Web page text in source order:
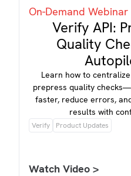
On-Demand Webinar
Verify API:
Quality
Learn how to
prepress quality
faster, reduce errors,
results with
Verify Product Updates
Watch Video >